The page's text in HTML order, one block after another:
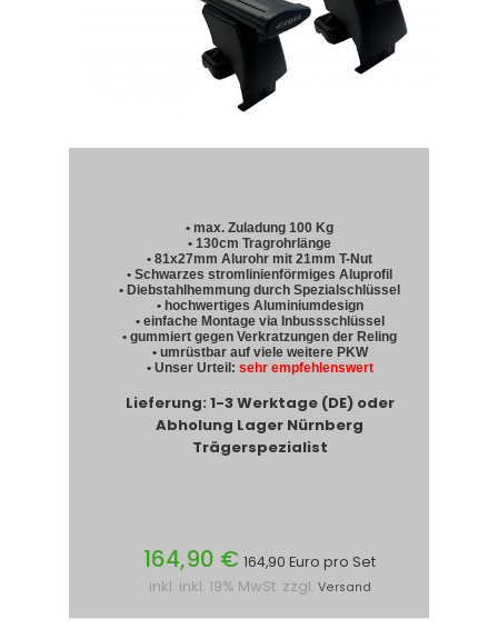
• max. Zuladung 100 Kg
• 130cm Tragrohrlänge
• 81x27mm Alurohr mit 21mm T-Nut
• Schwarzes stromlinienförmiges Aluprofil
• Diebstahlhemmung durch Spezialschlüssel
• hochwertiges Aluminiumdesign
• einfache Montage via Inbussschlüssel
• gummiert gegen Verkratzungen der Reling
• umrüstbar auf viele weitere PKW
• Unser Urteil: sehr empfehlenswert
Lieferung: 1-3 Werktage (DE) oder
Abholung Lager Nürnberg
Trägerspezialist
164,90 € 164,90 Euro pro Set
inkl. inkl. 19% MwSt. zzgl. Versand